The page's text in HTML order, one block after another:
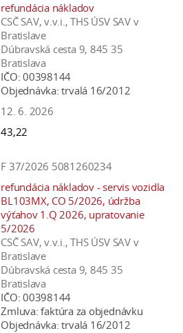
refundácia nákladov
CSČ SAV, v.v.i., THS ÚSV SAV v
Bratislave
Dúbravská cesta 9, 845 35
Bratislava
IČO: 00398144
Objednávka: trvalá 16/2012
12. 6. 2026
43,22
F 37/2026 5081260234
refundácia nákladov - servis vozidla
BL103MX, CO 5/2026, údržba
výťahov 1.Q 2026, upratovanie
5/2026
CSČ SAV, v.v.i., THS ÚSV SAV v
Bratislave
Dúbravská cesta 9, 845 35
Bratislava
IČO: 00398144
Zmluva: faktúra za objednávku
Objednávka: trvalá 16/2012